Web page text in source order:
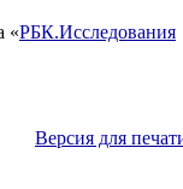
«РБК.Исследования
Версия для